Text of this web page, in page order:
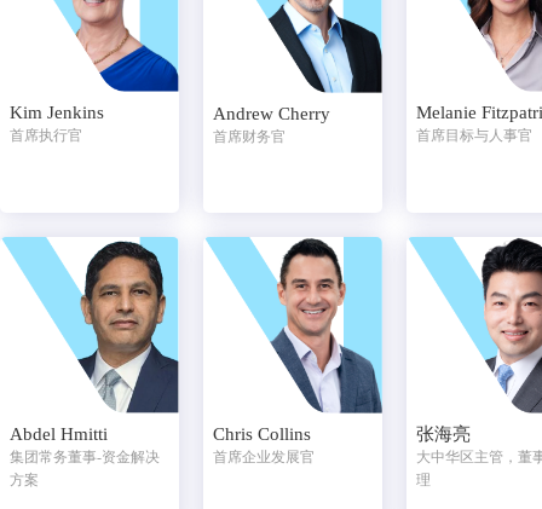
Kim Jenkins
首席执行官
Andrew Cherry
首席财务官
Melanie
首席目标与人事官
Abdel Hmitti
集团常务董事-资金解决
方案
Chris Collins
首席企业发展官
张海亮
大中华区主管，董
理